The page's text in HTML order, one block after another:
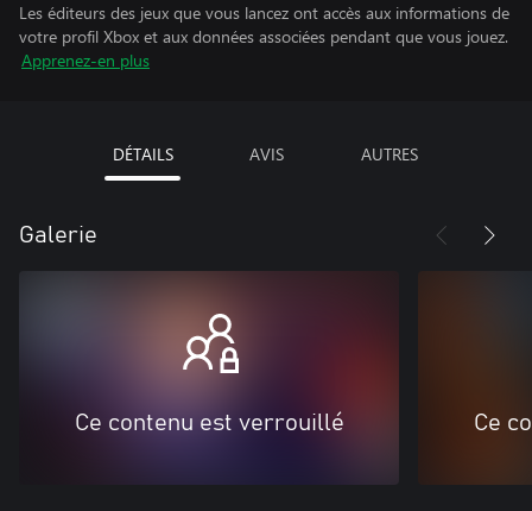
Les éditeurs des jeux que vous lancez ont accès aux informations de
votre profil Xbox et aux données associées pendant que vous jouez.
Apprenez-en plus
DÉTAILS AVIS AUTRES
Galerie
Ce contenu est verrouillé Ce